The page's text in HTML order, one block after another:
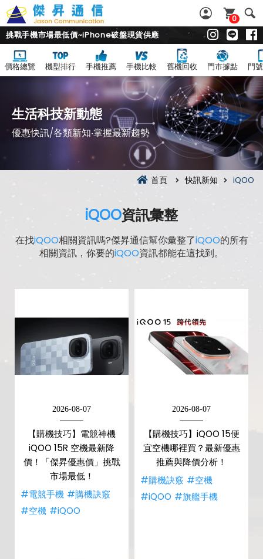
0
挑戰手機市場最低價~iPhone破盤現貨供應
價格總覽 機型排行 手機推薦 手機比較 舊機回收 門市據點 門
生活科技新動態
優惠快訊/各類新知‧掌握最新趨勢
首頁 快訊新知 iQOO
iQOO資訊彙整
在找iQOO相關資訊嗎?傑昇通信幫你彙整了iQOO的所有
相關資訊，你要的iQOO資訊都能在這找到。
2026-08-07
【購機技巧】電競神機
iQOO 15R 空機最新降
價！「傑昇優惠價」挑戰
市場最低！
#電競手機 #購機訣竅
#空機 #iQOO
2026-08-07
【購機技巧】iQOO 15便
宜空機哪裡買？最新優惠
推薦與降價分析！
#購機訣竅 #空機
#iQOO #旗艦手機